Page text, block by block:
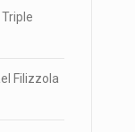
Filizzola